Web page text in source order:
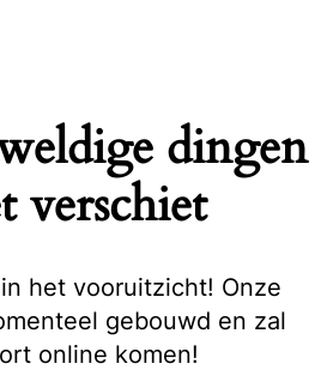
dingen
verschiet
het vooruitzicht! Onze
gebouwd en zal
online komen!